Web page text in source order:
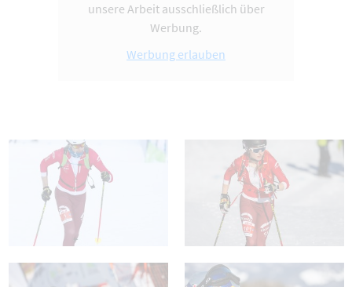
unsere Arbeit ausschließlich über
Werbung.
Werbung erlauben